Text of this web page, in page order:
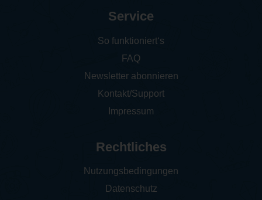
Service
So funktioniert‘s
FAQ
Newsletter abonnieren
Kontakt/Support
Impressum
Rechtliches
Nutzungsbedingungen
Datenschutz